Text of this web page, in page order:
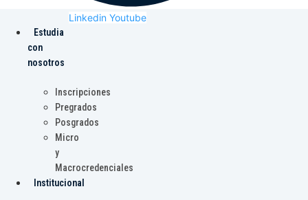
Linkedin Youtube
Estudia
con
nosotros
Inscripciones
Pregrados
Posgrados
Micro
y
Macrocredenciales
Institucional